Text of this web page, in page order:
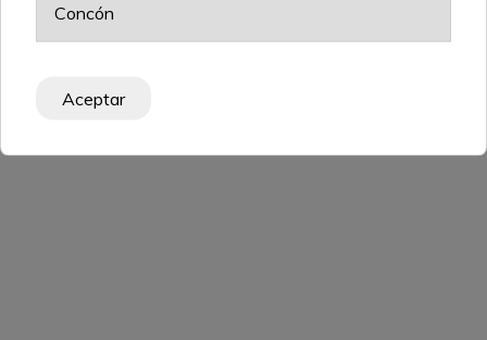
Aceptar
RELATED PRODUCTS